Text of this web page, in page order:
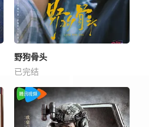
野狗骨头
已完结